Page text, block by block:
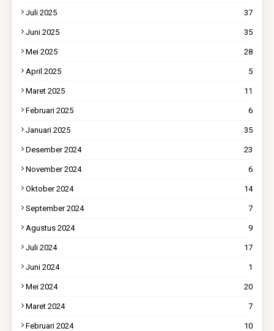
Juli 2025 37
Juni 2025 35
Mei 2025 28
April 2025 5
Maret 2025 11
Februari 2025 6
Januari 2025 35
Desember 2024 23
November 2024 6
Oktober 2024 14
September 2024 7
Agustus 2024 9
Juli 2024 17
Juni 2024 1
Mei 2024 20
Maret 2024 7
Februari 2024 10